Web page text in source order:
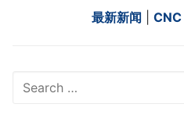
最新新闻 CNC
Search